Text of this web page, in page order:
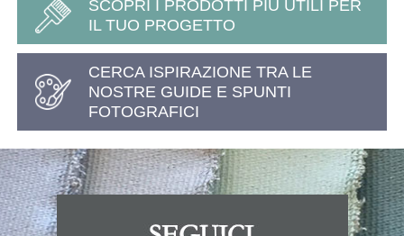
SCOPRI I PRODOTTI PIÙ UTILI PER
IL TUO PROGETTO
CERCA ISPIRAZIONE TRA LE
NOSTRE GUIDE E SPUNTI
FOTOGRAFICI